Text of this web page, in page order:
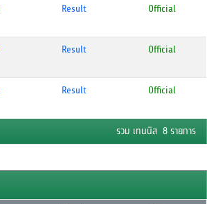
Result Official
Result Official
Result Official
รวม เทนนิส 8 รายการ